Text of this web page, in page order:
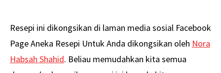
Resepi ini dikongsikan di laman media sosial Facebook
Page Aneka Resepi Untuk Anda dikongsikan oleh Nora
Habsah Shahid. Beliau memudahkan kita semua